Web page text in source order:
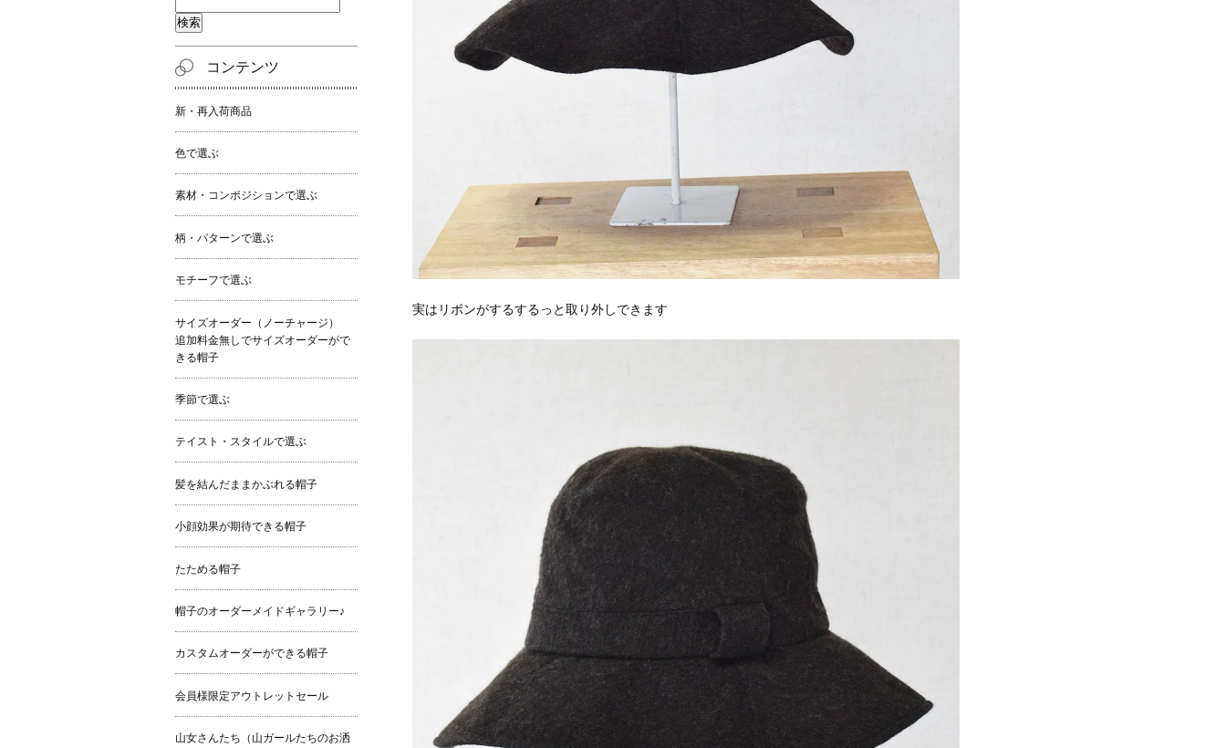
実はリボンがするするっと取り外しできます
コンテンツ
新・再入荷商品
色で選ぶ
素材・コンポジションで選ぶ
柄・パターンで選ぶ
モチーフで選ぶ
サイズオーダー（ノーチャージ）
追加料金無しでサイズオーダーがで
きる帽子
季節で選ぶ
テイスト・スタイルで選ぶ
髪を結んだままかぶれる帽子
小顔効果が期待できる帽子
たためる帽子
帽子のオーダーメイドギャラリー♪
カスタムオーダーができる帽子
会員様限定アウトレットセール
山女さんたち（山ガールたちのお洒